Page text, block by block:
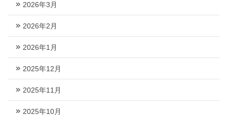
2026年3月
2026年2月
2026年1月
2025年12月
2025年11月
2025年10月